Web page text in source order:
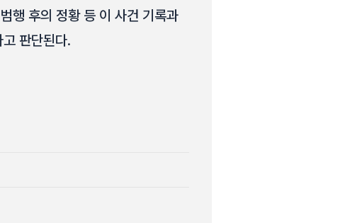
행 후의 정황 등 이 사건 기록과
판단된다.